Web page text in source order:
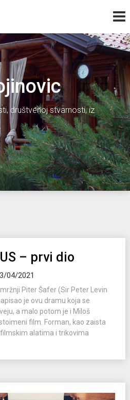
društvenoj stvarnosti, iz
– prvi dio
04/2021
Piter Šafer (Sir Peter Levin
je ovu dramu koja se
a malo potom je i Miloš
film. Forman, kao zaista
alatima i trikovima